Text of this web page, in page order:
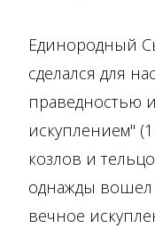
Единородный
сделался для
праведностью
искуплением"
козлов и
однажды
вечное